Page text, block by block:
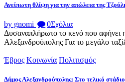
Ανείπωτη θλίψη για την απώλεια της
by gnomi 0Σχόλια
Δυσαναπλήρωτο το κενό που αφήνει
Αλεξανδρούπολης Για το μεγάλο
Έβρος Κοινωνία Πολιτισμός
Δήμος Αλεξανδρούπολης: Στο τελικό στάδιο